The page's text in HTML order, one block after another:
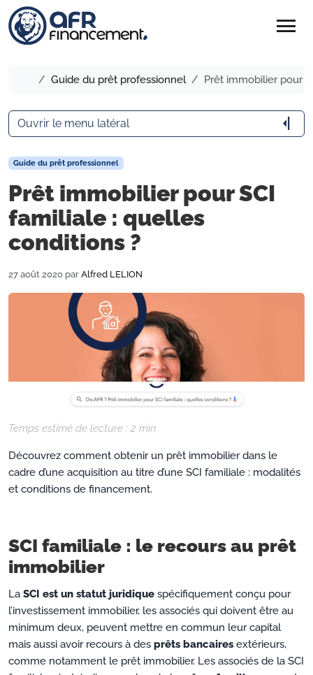
menu
Accueil
Guide du prêt professionnel Prêt immobilier pour
Guide du prêt professionnel
Prêt immobilier pour SCI
familiale : quelles
conditions ?
27 août 2020 par Alfred LELION
Temps estimé de lecture : 2 min
Découvrez comment obtenir un prêt immobilier dans le
cadre d’une acquisition au titre d’une SCI familiale : modalités
et conditions de financement.
SCI familiale : le recours au prêt
immobilier
La SCI est un statut juridique spécifiquement conçu pour
l’investissement immobilier, les associés qui doivent être au
minimum deux, peuvent mettre en commun leur capital
mais aussi avoir recours à des prêts bancaires extérieurs,
comme notamment le prêt immobilier. Les associés de la SCI
Ouvrir le menu latéral arrow_menu_close